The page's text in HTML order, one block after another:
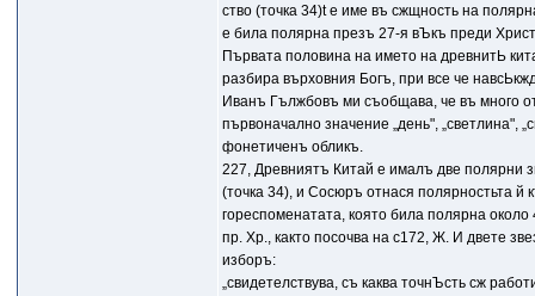
ство (точка 34)t е име въ сжщность на
е била полярна презъ 27-я вЪкъ преди
Първата половина на името на древнитЬ
разбира върховния Богъ, при все че
Иванъ Гължбовъ ми съобщава, че въ много
първоначално значение „день", „светлина",
фонетиченъ обликъ.
227, Древниятъ Китай е ималъ две полярни
(точка 34), и Сосюръ отнася полярностьта
гореспоменатата, която била полярна
пр. Хр., както посочва на с172, Ж. И двете
изборъ:
„свидетелствува, съ каква точнЪсть сж